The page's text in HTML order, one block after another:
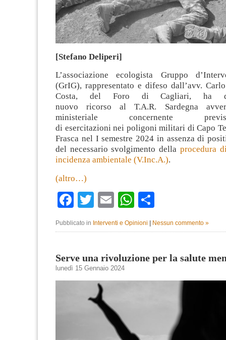
[Stefano Deliperi]
L’associazione ecologista Gruppo
(GrIG), rappresentato e difeso dall’avv.
Costa, del Foro di Cagliari, ha
nuovo ricorso al T.A.R. Sardegna
ministeriale concernente
di esercitazioni nei poligoni militari di Capo
Frasca nel I semestre 2024 in assenza di
del necessario svolgimento della procedura
incidenza ambientale (V.Inc.A.).
(altro…)
Facebook
Twitter
EmailWhatsApp
Pubblicato in Interventi e Opinioni | Nessun commento »
Serve una rivoluzione per la salute
lunedì 15 Gennaio 2024